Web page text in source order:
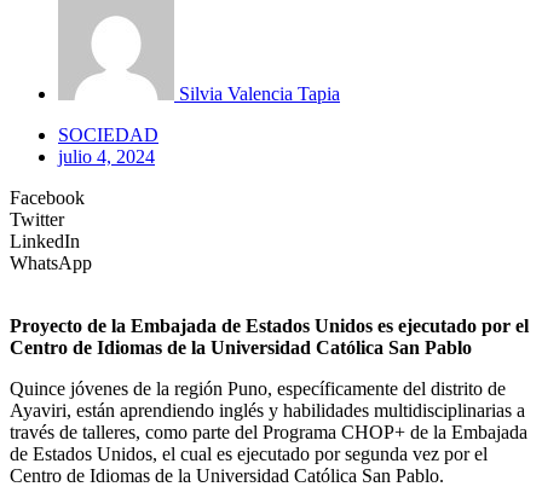
Silvia Valencia Tapia
SOCIEDAD
julio 4, 2024
Facebook
Twitter
LinkedIn
WhatsApp
Proyecto de la Embajada de Estados Unidos es ejecutado por el
Centro de Idiomas de la Universidad Católica San Pablo
Quince jóvenes de la región Puno, específicamente del distrito de
Ayaviri, están aprendiendo inglés y habilidades multidisciplinarias a
través de talleres, como parte del Programa CHOP+ de la Embajada
de Estados Unidos, el cual es ejecutado por segunda vez por el
Centro de Idiomas de la Universidad Católica San Pablo.